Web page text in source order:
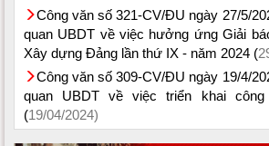
Công văn số 321-CV/ĐU ngày 27/5/
quan UBDT về việc hưởng ứng Giải
Xây dựng Đảng lần thứ IX - năm 2024 (
Công văn số 309-CV/ĐU ngày 19/4/
quan UBDT về việc triển khai
(19/04/2024)